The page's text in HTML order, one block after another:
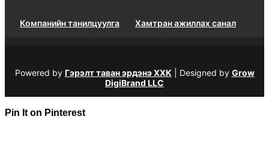
Компанийн танилцуулга Хамтран ажиллах санал
Powered by Гэрэлт таван эрдэнэ ХХК | Designed by Grow
DigiBrand LLC
Pin It on Pinterest